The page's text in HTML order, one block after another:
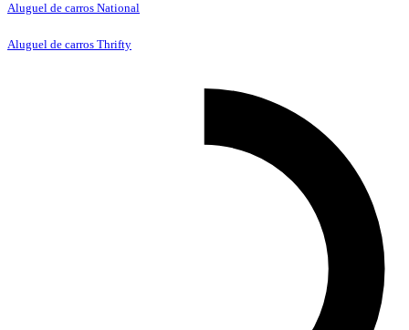
Aluguel de carros National
Aluguel de carros Thrifty